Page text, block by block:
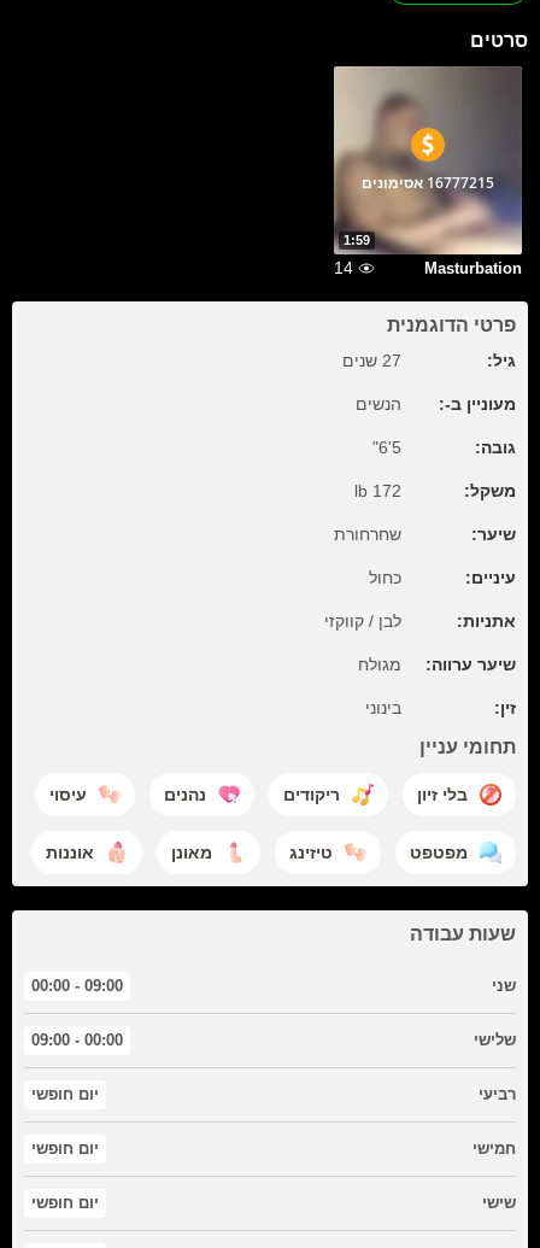
סרטים
1:59
16777215 אסימונים
Masturbation
14
פרטי הדוגמנית
גיל: 27 שנים
מעוניין ב-: הנשים
גובה: 5'6"
משקל: 172 lb
שיער: שחרחורת
עיניים: כחול
אתניות: לבן / קווקזי
שיער ערווה: מגולח
זין: בינוני
תחומי עניין
בלי זיון ריקודים נהנים עיסוי
מפטפט טיזינג מאונן אוננות
שעות עבודה
שני 09:00 - 00:00
שלישי 00:00 - 09:00
רביעי יום חופשי
חמישי יום חופשי
שישי יום חופשי